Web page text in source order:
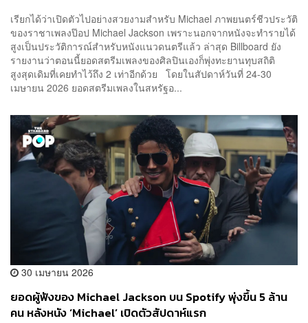
เรียกได้ว่าเปิดตัวไปอย่างสวยงามสำหรับ Michael ภาพยนตร์ชีวประวัติ
ของราชาเพลงป๊อป Michael Jackson เพราะนอกจากหนังจะทำรายได้
สูงเป็นประวัติการณ์สำหรับหนังแนวดนตรีแล้ว ล่าสุด Billboard ยัง
รายงานว่าตอนนี้ยอดสตรีมเพลงของศิลปินเองก็พุ่งทะยานทุบสถิติ
สูงสุดเดิมที่เคยทำไว้ถึง 2 เท่าอีกด้วย โดยในสัปดาห์วันที่ 24-30
เมษายน 2026 ยอดสตรีมเพลงในสหรัฐอ...
30 เมษายน 2026
ยอดผู้ฟังของ Michael Jackson บน Spotify พุ่งขึ้น 5 ล้าน
คน หลังหนัง ‘Michael’ เปิดตัวสัปดาห์แรก